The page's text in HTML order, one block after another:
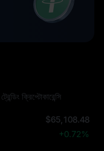
ক্রিপ্টোকারেন্সি
$65,108.48
+0.72%